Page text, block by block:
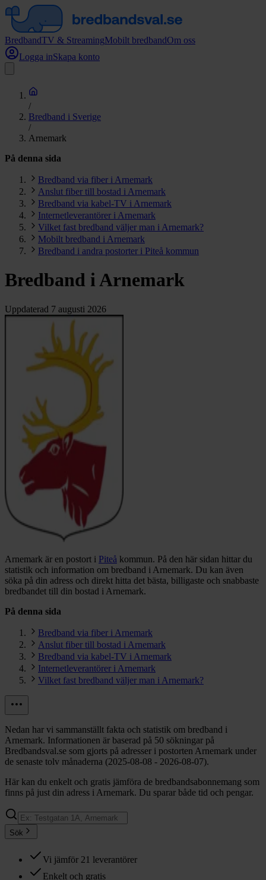
BredbandTV & StreamingMobilt bredbandOm oss
Logga inSkapa konto
/
Bredband i Sverige
/
Arnemark
På denna sida
Bredband via fiber i Arnemark
Anslut fiber till bostad i Arnemark
Bredband via kabel-TV i Arnemark
Internetleverantörer i Arnemark
Vilket fast bredband väljer man i Arnemark?
Mobilt bredband i Arnemark
Bredband i andra postorter i Piteå kommun
Bredband i Arnemark
Uppdaterad 7 augusti 2026
Arnemark är en postort i Piteå kommun. På den här sidan hittar du
statistik och information om bredband i Arnemark. Du kan även
söka på din adress och direkt hitta det bästa, billigaste och snabbaste
bredbandet till din bostad i Arnemark.
På denna sida
Bredband via fiber i Arnemark
Anslut fiber till bostad i Arnemark
Bredband via kabel-TV i Arnemark
Internetleverantörer i Arnemark
Vilket fast bredband väljer man i Arnemark?
Nedan har vi sammanställt fakta och statistik om bredband i
Arnemark. Informationen är baserad på 50 sökningar på
Bredbandsval.se som gjorts på adresser i postorten Arnemark under
de senaste tolv månaderna (2025-08-08 - 2026-08-07).
Här kan du enkelt och gratis jämföra de bredbandsabonnemang som
finns på just din adress i Arnemark. Du sparar både tid och pengar.
Sök
Vi jämför 21 leverantörer
Enkelt och gratis